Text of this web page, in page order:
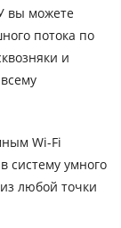
вы можете
потока по
и
Wi-Fi
систему умного
любой точки